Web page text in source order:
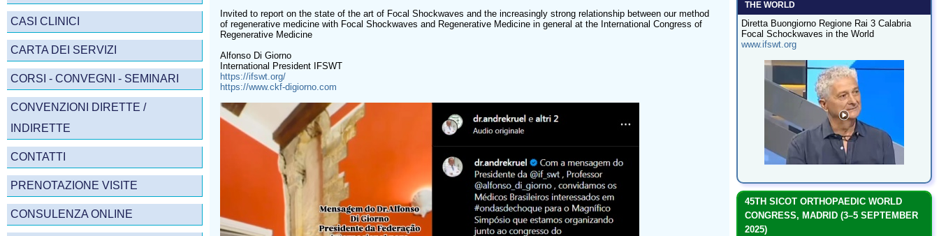
Invited to report on the state of the art of Focal Shockwaves and the increasingly strong relationship between our method
of regenerative medicine with Focal Shockwaves and Regenerative Medicine in general at the International Congress of
Regenerative Medicine
Alfonso Di Giorno
International President IFSWT
https://ifswt.org/
https://www.ckf-digiorno.com
CASI CLINICI
CARTA DEI SERVIZI
CORSI - CONVEGNI - SEMINARI
CONVENZIONI DIRETTE /
INDIRETTE
CONTATTI
PRENOTAZIONE VISITE
CONSULENZA ONLINE
THE WORLD
Diretta Buongiorno Regione Rai 3 Calabria
Focal Schockwaves in the World
www.ifswt.org
45TH SICOT ORTHOPAEDIC WORLD
CONGRESS, MADRID (3–5 SEPTEMBER
2025)